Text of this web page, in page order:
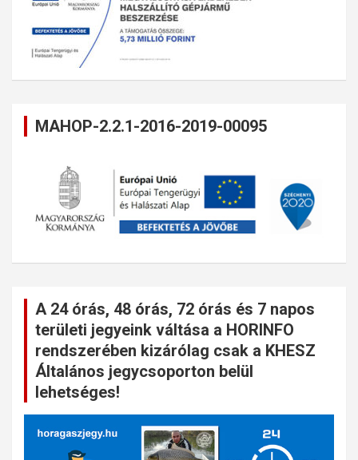
MAHOP-2.2.1-2016-2019-00095
A 24 órás, 48 órás, 72 órás és 7 napos
területi jegyeink váltása a HORINFO
rendszerében kizárólag csak a KHESZ
Általános jegycsoporton belül
lehetséges!